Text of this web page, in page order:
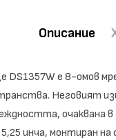
Описание
DS1357W е 8-омов
Неговият
очаквана
инча, монтиран